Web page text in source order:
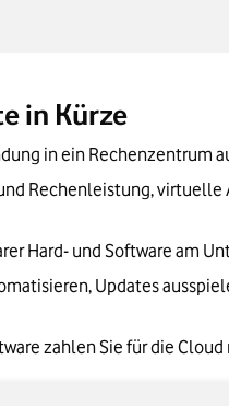
in Kürze
in ein Rechenzentrum
Rechenleistung,
Hard- und Software am
Updates
zahlen Sie für die